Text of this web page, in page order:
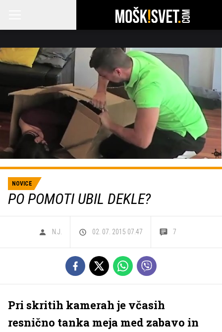
NOVICE
PO POMOTI UBIL DEKLE?
N.J. 02. 07. 2015 07.47 7
Pri skritih kamerah je včasih
resnično tanka meja med zabavo in